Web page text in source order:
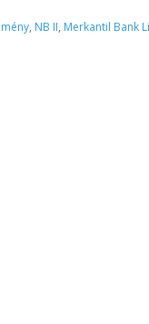
, NB II, Merkantil Bank